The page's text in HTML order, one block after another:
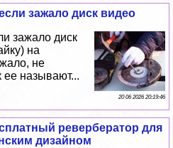
зажало диск видео
зажало диск
на
не
ее называют...
20 06 2026 20:19:46
ревербератор для
дизайном